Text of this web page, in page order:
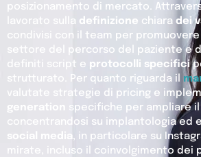
posizionamento di mercato.
lavorato sulla definizione chiara dei
condivisi con il team per
settore del percorso del paziente e
definiti script e protocolli specifici
strutturato. Per quanto riguarda il
valutate strategie di pricing e
generation specifiche per ampliare
concentrandosi su implantologia ed
social media, in particolare su
mirate, incluso il coinvolgimento dei